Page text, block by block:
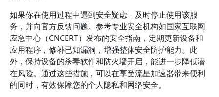
如果你在使用过程中遇到安全疑虑，及时停止使用该服
务，并向官方反馈问题。参考专业安全机构如国家互联网
应急中心（CNCERT）发布的安全指南，定期更新设备和
应用程序，修补已知漏洞，增强整体安全防护能力。此
外，保持设备的杀毒软件和防火墙开启，能进一步降低潜
在风险。通过这些措施，可以在享受流星加速器带来便利
的同时，有效保障您的个人隐私和网络安全。